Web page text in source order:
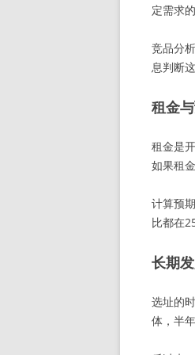
定需求
竞品分
息判断
租金
租金是
如果租
计算预
比都在
长期
选址的
体，半